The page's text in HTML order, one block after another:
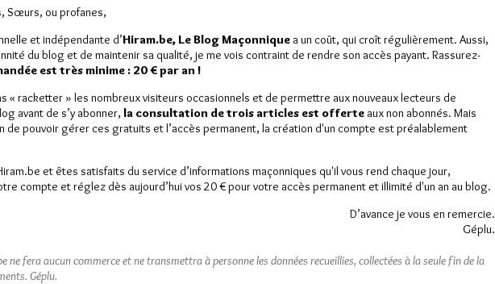
Sœurs, ou profanes,
et indépendante d’Hiram.be, Le Blog Maçonnique a un coût, qui croît régulièrement. Aussi,
du blog et de maintenir sa qualité, je me vois contraint de rendre son accès payant. Rassurez-
est très minime : 20 € par an !
« racketter » les nombreux visiteurs occasionnels et de permettre aux nouveaux lecteurs de
avant de s’y abonner, la consultation de trois articles est offerte aux non abonnés. Mais
de pouvoir gérer ces gratuits et l’accès permanent, la création d'un compte est préalablement
et êtes satisfaits du service d’informations maçonniques qu'il vous rend chaque jour,
compte et réglez dès aujourd’hui vos 20 € pour votre accès permanent et illimité d'un an au blog.
D’avance je vous en remercie.
Géplu.
ne fera aucun commerce et ne transmettra à personne les données recueillies, collectées à la seule fin de la
Géplu.